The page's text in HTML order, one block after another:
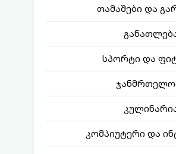
თამაშები და
სპორტი და
კომპიუტერი და